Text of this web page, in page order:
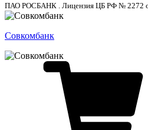
ПАО РОСБАНК . Лицензия ЦБ РФ № 2272
Совкомбанк